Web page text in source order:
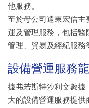
他服務。
至於母公司遠東宏信主
運及管理服務，包括醫
管理、貿易及經紀服務
設備營運服務
據弗若斯特沙利文數據
大的設備營運服務提供